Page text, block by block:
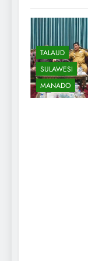
TALAUD
SULAWESI
MANADO